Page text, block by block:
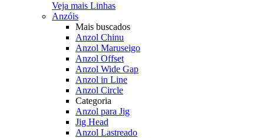
Veja mais Linhas
Anzóis
Mais buscados
Anzol Chinu
Anzol Maruseigo
Anzol Offset
Anzol Wide Gap
Anzol in Line
Anzol Circle
Categoria
Anzol para Jig
Jig Head
Anzol Lastreado